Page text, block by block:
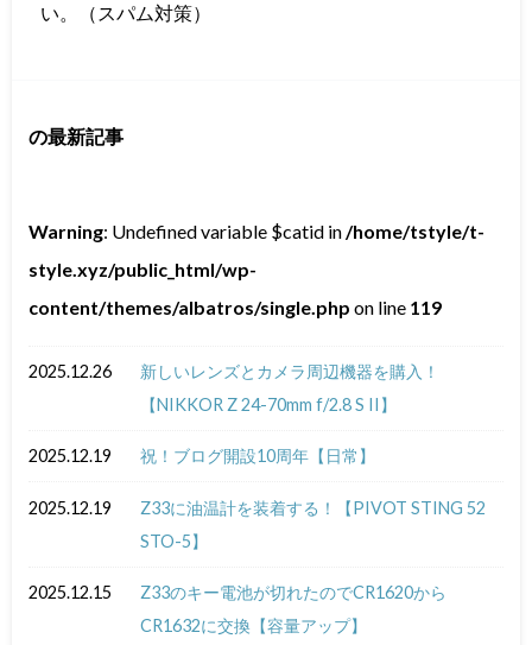
い。（スパム対策）
の最新記事
Warning: Undefined variable $catid in /home/tstyle/t-
style.xyz/public_html/wp-
content/themes/albatros/single.php on line 119
2025.12.26
新しいレンズとカメラ周辺機器を購入！
【NIKKOR Z 24-70mm f/2.8 S II】
2025.12.19 祝！ブログ開設10周年【日常】
2025.12.19
Z33に油温計を装着する！【PIVOT STING 52
STO-5】
2025.12.15
Z33のキー電池が切れたのでCR1620から
CR1632に交換【容量アップ】